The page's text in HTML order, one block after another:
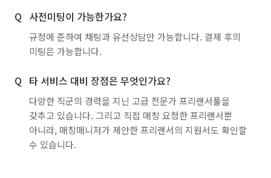
사전미팅이 가능한가요?
규정에 준하여 채팅과 유선상담만 가능합니다. 결제 후의
미팅은 가능합니다.
타 서비스 대비 장점은 무엇인가요?
다양한 직군의 경력을 지닌 고급 전문가 프리랜서풀을
갖추고 있습니다. 그리고 직접 매칭 요청한 프리랜서뿐
아니라, 매칭매니저가 제안한 프리랜서의 지원서도 확인할
수 있습니다.